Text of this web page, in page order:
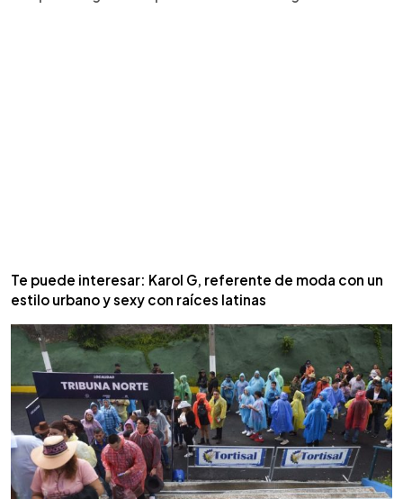
Te puede interesar: Karol G, referente de moda con un
estilo urbano y sexy con raíces latinas